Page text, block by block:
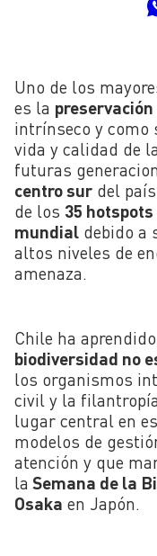
Uno de los
es la
intrínseco y como
vida y calidad de
futuras
centro sur del
de los 35
mundial debido a
altos niveles de
amenaza.
Chile ha
biodiversidad no
los organismos
civil y la
lugar central en
modelos de
atención y que
la Semana de la
Osaka en Japón.